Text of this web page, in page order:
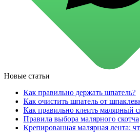
для стекол и зеркал
для ароматизации и
для стирки и ухода за
для ковров и
специализированные
универсальные
дезинфицирующие
Автохимия и автокосметика
аэрозольные смазки
полироли для пластика
очистители салона
очистители двигателя
очистители тормозов
Новые статьи
Как правильно держать шпатель?
Как очистить шпатель от
Как правильно клеить малярный
Правила выбора малярного скотча
Крепированная малярная лента: